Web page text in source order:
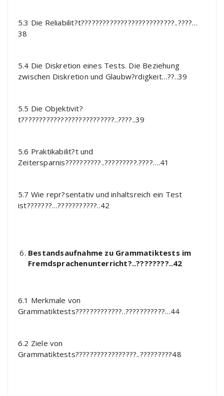
5.3 Die Reliabilit?t??????????????????????????..????…
38
5.4 Die Diskretion eines Tests. Die Beziehung
zwischen Diskretion und Glaubw?rdigkeit…??..39
5.5 Die Objektivit?
t??????????????????????????..????..39
5.6 Praktikabilit?t und
Zeitersparnis??????????..?????????.????….41
5.7 Wie repr?sentativ und inhaltsreich ein Test
ist???????…???????????..42
Bestandsaufnahme zu Grammatiktests im
Fremdsprachenunterricht?..????????..42
6.1 Merkmale von
Grammatiktests?????????????..???????????…44
6.2 Ziele von
Grammatiktests?????????????????..?????????48